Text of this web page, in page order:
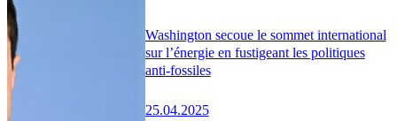
Washington secoue le sommet international
sur l’énergie en fustigeant les politiques
anti-fossiles
25.04.2025